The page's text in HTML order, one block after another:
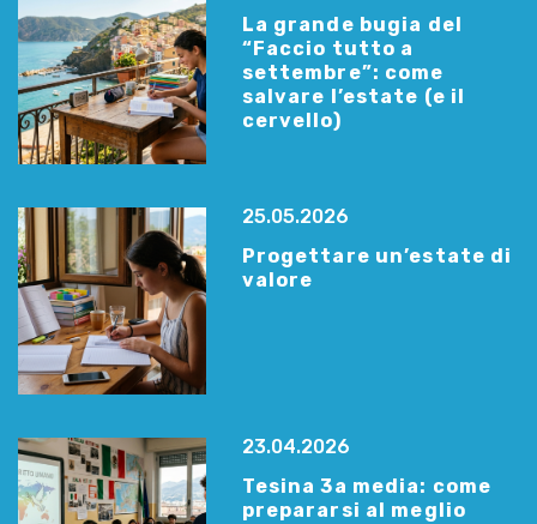
La grande bugia del
“Faccio tutto a
settembre”: come
salvare l’estate (e il
cervello)
25.05.2026
Progettare un’estate di
valore
23.04.2026
Tesina 3a media: come
prepararsi al meglio